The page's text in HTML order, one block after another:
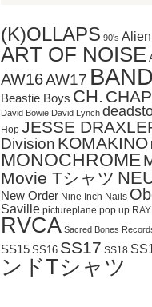
(K)OLLAPS 90's
ART OF NOISE
AW16AW17
Beastie Boys CH.
David Bowie David Lynch
Hop JESSE
Division KOMAKINO
MONOCHROME
Movie Tシャツ
New Order Nine Inch Nails
Saville pictureplane pop up
RVCA Sacred Bones
SS15 SS16 SS17 SS18
ンドTシャツ